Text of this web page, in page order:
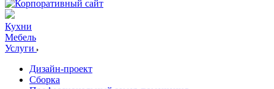
Кухни
Мебель
Услуги
Дизайн-проект
Сборка